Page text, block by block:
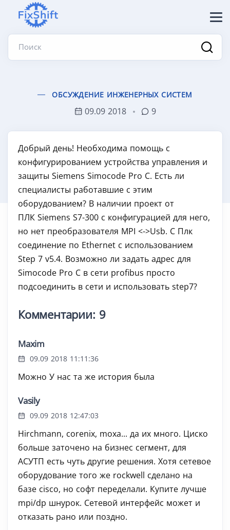
Поиск
ОБСУЖДЕНИЕ ИНЖЕНЕРНЫХ СИСТЕМ
09.09 2018 9
Добрый день! Необходима помощь с
конфигурированием устройства управления и
защиты Siemens Simocode Pro C. Есть ли
специалисты работавшие с этим
оборудованием? В наличии проект от
ПЛК Siemens S7-300 с конфигурацией для него,
но нет преобразователя MPI <->Usb. С Плк
соединение по Ethernet с использованием
Step 7 v5.4. Возможно ли задать адрес для
Simocode Pro C в сети profibus просто
подсоединить в сети и использовать step7?
Комментарии: 9
Maxim
09.09 2018 11:11:36
Можно У нас та же история была
Vasily
09.09 2018 12:47:03
Hirchmann, corenix, moxa... да их много. Циско
больше заточено на бизнес сегмент, для
АСУТП есть чуть другие решения. Хотя сетевое
оборудование того же rockwell сделано на
базе cisco, но софт переделали. Купите лучше
mpi/dp шнурок. Сетевой интерфейс может и
отказать рано или поздно.